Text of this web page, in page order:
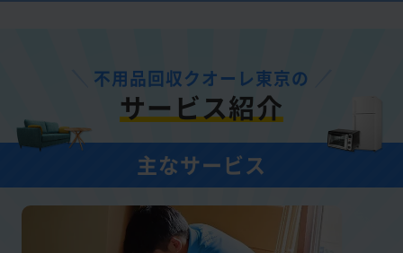
不用品回収クオーレ東京の
サービス紹介
主なサービス